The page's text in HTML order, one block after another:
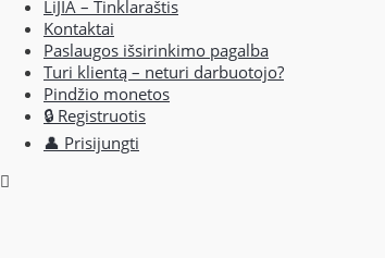
LiJIA – Tinklaraštis
Kontaktai
Paslaugos išsirinkimo pagalba
Turi klientą – neturi darbuotojo?
Pindžio monetos
🔒 Registruotis
👤 Prisijungti